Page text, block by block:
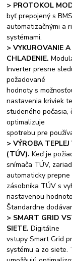
> PROTOKOL
byť prepojený s
automatizačnými a
systémami.
> VYKUROVANIE A
CHLADENIE.
Inverter presne
požadované
hodnoty s
nastavenia kriviek
studeného počasia,
optimalizuje
spotrebu pre
> VÝROBA TEPLEJ
(TÚV). Keď je
snímača TÚV,
automaticky prepne
zásobníka TÚV s
nastavenou
Štandardne
> SMART GRID
SIETE. Digitálne
vstupy Smart Grid
systému a zo siete.